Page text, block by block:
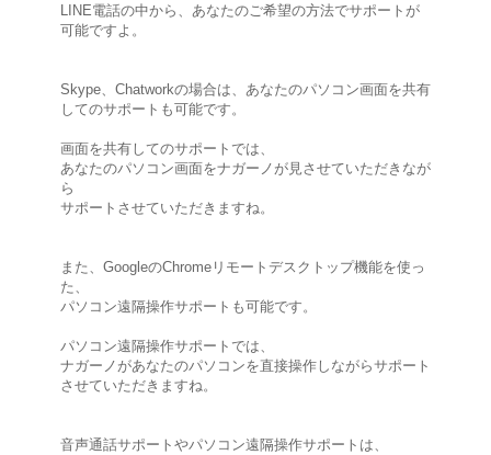
LINE電話の中から、あなたのご希望の方法でサポートが
可能ですよ。
Skype、Chatworkの場合は、あなたのパソコン画面を共有
してのサポートも可能です。
画面を共有してのサポートでは、
あなたのパソコン画面をナガーノが見させていただきなが
ら
サポートさせていただきますね。
また、GoogleのChromeリモートデスクトップ機能を使っ
た、
パソコン遠隔操作サポートも可能です。
パソコン遠隔操作サポートでは、
ナガーノがあなたのパソコンを直接操作しながらサポート
させていただきますね。
音声通話サポートやパソコン遠隔操作サポートは、